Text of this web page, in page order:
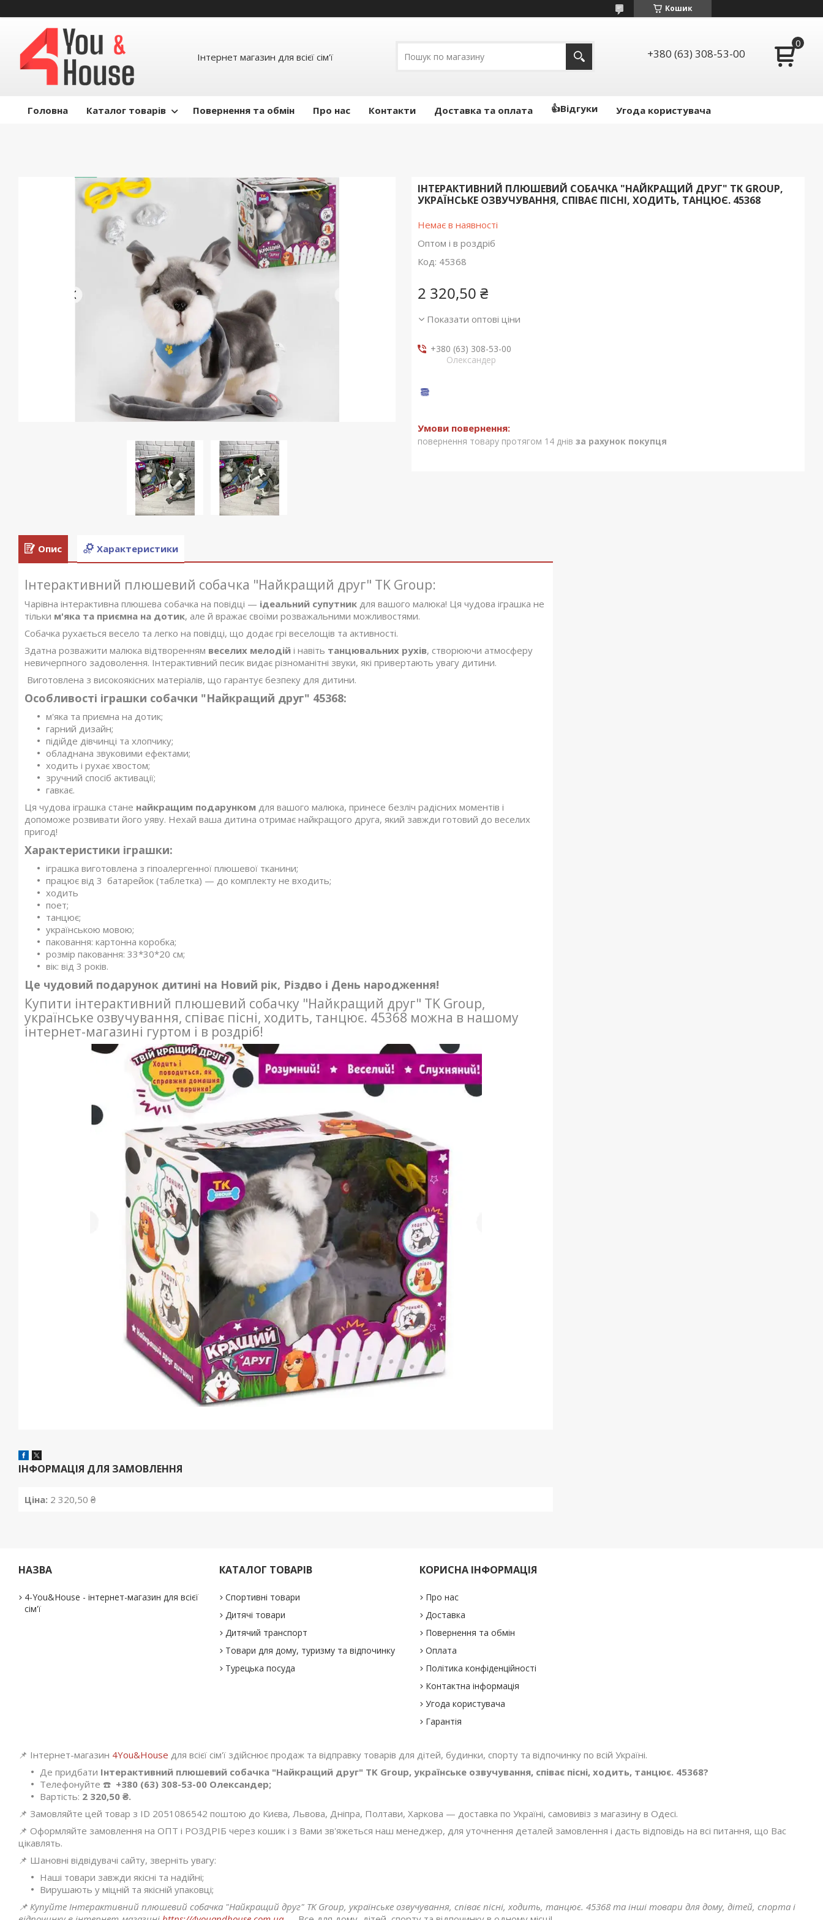
Кошик
Інтернет магазин для всієї сім'ї +380 (63) 308-53-00
Головна Каталог товарів Повернення та обмін Про нас Контакти Доставка та оплата 👍Відгуки Угода користувача
ІНТЕРАКТИВНИЙ ПЛЮШЕВИЙ СОБАЧКА "НАЙКРАЩИЙ ДРУГ" TK GROUP,
УКРАЇНСЬКЕ ОЗВУЧУВАННЯ, СПІВАЄ ПІСНІ, ХОДИТЬ, ТАНЦЮЄ. 45368
Немає в наявності
Оптом і в роздріб
Код: 45368
2 320,50 ₴
Показати оптові ціни
+380 (63) 308-53-00
Олександер
повернення товару протягом 14 днів за рахунок покупця
Опис Характеристики
Інтерактивний плюшевий собачка "Найкращий друг" TK Group:
Чарівна інтерактивна плюшева собачка на повідці — ідеальний супутник для вашого малюка! Ця чудова іграшка не
тільки м'яка та приємна на дотик, але й вражає своїми розважальними можливостями.
Собачка рухається весело та легко на повідці, що додає грі веселощів та активності.
Здатна розважити малюка відтворенням веселих мелодій і навіть танцювальних рухів, створюючи атмосферу
невичерпного задоволення. Інтерактивний песик видає різноманітні звуки, які привертають увагу дитини.
Виготовлена з високоякісних матеріалів, що гарантує безпеку для дитини.
Особливості іграшки собачки "Найкращий друг" 45368:
м'яка та приємна на дотик;
гарний дизайн;
підійде дівчинці та хлопчику;
обладнана звуковими ефектами;
ходить і рухає хвостом;
зручний спосіб активації;
гавкає.
Ця чудова іграшка стане найкращим подарунком для вашого малюка, принесе безліч радісних моментів і
допоможе розвивати його уяву. Нехай ваша дитина отримає найкращого друга, який завжди готовий до веселих
пригод!
Характеристики іграшки:
іграшка виготовлена з гіпоалергенної плюшевої тканини;
працює від 3 батарейок (таблетка) — до комплекту не входить;
ходить
поет;
танцює;
українською мовою;
паковання: картонна коробка;
розмір паковання: 33*30*20 см;
вік: від 3 років.
Це чудовий подарунок дитині на Новий рік, Різдво і День народження!
Купити інтерактивний плюшевий собачку "Найкращий друг" TK Group,
українське озвучування, співає пісні, ходить, танцює. 45368 можна в нашому
інтернет-магазині гуртом і в роздріб!
ІНФОРМАЦІЯ ДЛЯ ЗАМОВЛЕННЯ
Ціна: 2 320,50 ₴
НАЗВА
4-You&House - інтернет-магазин для всієї
сім'ї
КАТАЛОГ ТОВАРІВ
Спортивні товари
Дитячі товари
Дитячий транспорт
Товари для дому, туризму та відпочинку
Турецька посуда
КОРИСНА ІНФОРМАЦІЯ
Про нас
Доставка
Повернення та обмін
Оплата
Політика конфіденційності
Контактна інформація
Угода користувача
Гарантія
📌 Інтернет-магазин 4You&House для всієї сім'ї здійснює продаж та відправку товарів для дітей, будинки, спорту та відпочинку по всій Україні.
Де придбати Інтерактивний плюшевий собачка "Найкращий друг" TK Group, українське озвучування, співає пісні, ходить, танцює. 45368?
Телефонуйте ☎️ +380 (63) 308-53-00 Олександер;
Вартість: 2 320,50 ₴.
📌 Замовляйте цей товар з ID 2051086542 поштою до Києва, Львова, Дніпра, Полтави, Харкова — доставка по Україні, самовивіз з магазину в Одесі.
📌 Оформляйте замовлення на ОПТ і РОЗДРІБ через кошик і з Вами зв'яжеться наш менеджер, для уточнення деталей замовлення і дасть відповідь на всі питання, що Вас
цікавлять.
📌 Шановні відвідувачі сайту, зверніть увагу:
Наші товари завжди якісні та надійні;
Вирушають у міцній та якісній упаковці;
📌 Купуйте Інтерактивний плюшевий собачка "Найкращий друг" TK Group, українське озвучування, співає пісні, ходить, танцює. 45368 та інші товари для дому, дітей, спорта і